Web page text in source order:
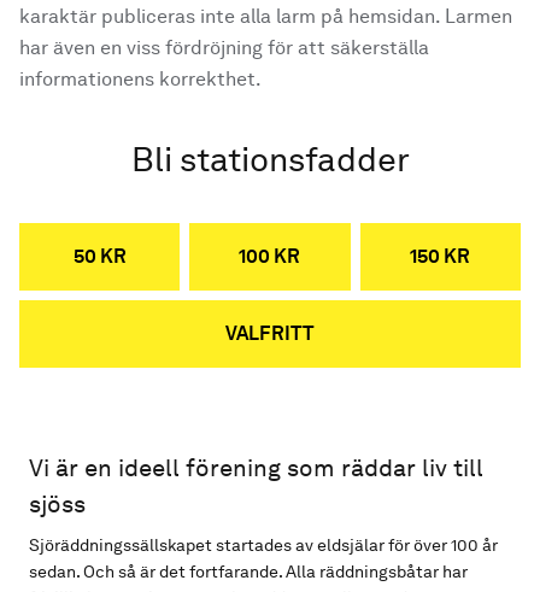
karaktär publiceras inte alla larm på hemsidan. Larmen
har även en viss fördröjning för att säkerställa
informationens korrekthet.
Bli stationsfadder
50 KR 100 KR 150 KR
VALFRITT
Vi är en ideell förening som räddar liv till
sjöss
Sjöräddningssällskapet startades av eldsjälar för över 100 år
sedan. Och så är det fortfarande. Alla räddningsbåtar har